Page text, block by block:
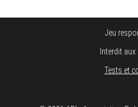
Jeu
Interdit aux
Tests et